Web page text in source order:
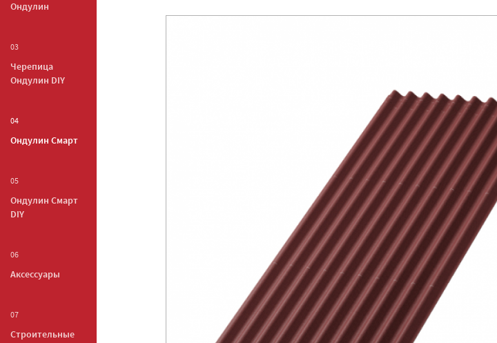
Ондулин
03
Черепица
Ондулин DIY
04
Ондулин Смарт
05
Ондулин Смарт
DIY
06
Аксессуары
07
Строительные